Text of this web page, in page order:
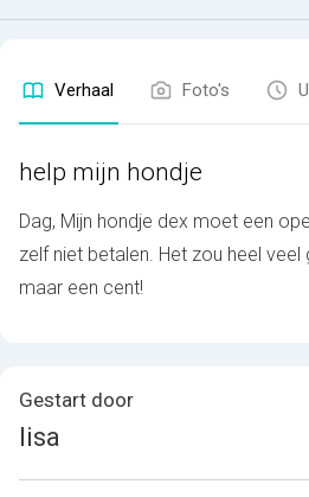
Verhaal Foto's
help mijn hondje
Dag, Mijn hondje dex moet een
zelf niet betalen. Het zou heel
maar een cent!
Gestart door
lisa